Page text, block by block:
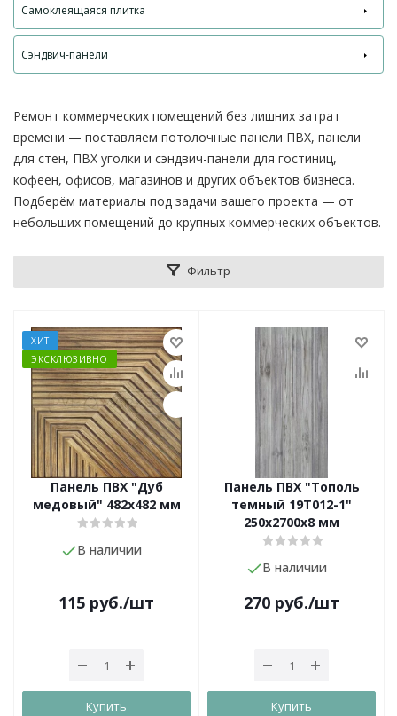
Самоклеящаяся плитка
Сэндвич-панели
Ремонт коммерческих помещений без лишних затрат
времени — поставляем потолочные панели ПВХ, панели
для стен, ПВХ уголки и сэндвич-панели для гостиниц,
кофеен, офисов, магазинов и других объектов бизнеса.
Подберём материалы под задачи вашего проекта — от
небольших помещений до крупных коммерческих объектов.
Фильтр
ХИТ
ЭКСКЛЮЗИВНО
Панель ПВХ "Дуб
медовый" 482х482 мм
В наличии
115 руб./шт
Купить
Панель ПВХ "Тополь
темный 19T012-1"
250х2700х8 мм
В наличии
270 руб./шт
Купить